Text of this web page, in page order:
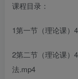
课程目录：
1第一节（理论课）
2第二节（理论课）
法.mp4